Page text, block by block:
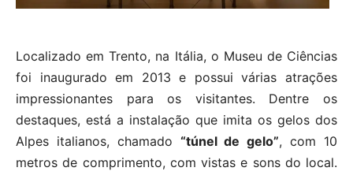
Localizado em Trento, na Itália, o Museu de Ciências
foi inaugurado em 2013 e possui várias atrações
impressionantes para os visitantes. Dentre os
destaques, está a instalação que imita os gelos dos
Alpes italianos, chamado “túnel de gelo”, com 10
metros de comprimento, com vistas e sons do local.